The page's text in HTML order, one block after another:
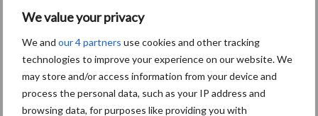
We value your privacy
We and our 4 partners use cookies and other tracking
technologies to improve your experience on our website. We
may store and/or access information from your device and
process the personal data, such as your IP address and
browsing data, for purposes like providing you with
De speenhuid: een vaak
onderschatte risicofactor
voor mastitis